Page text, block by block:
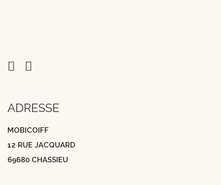
ADRESSE
MOBICOIFF
12 RUE JACQUARD
69680 CHASSIEU